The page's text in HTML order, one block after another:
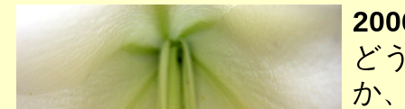
ど
か